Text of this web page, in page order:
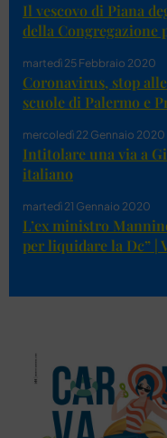
Il vescovo di Piana
della Congregazione
martedì 25 Febbraio 2020
Coronavirus, stop
scuole di Palermo e
mercoledì 22 Gennaio 2020
Intitolare una via a
italiano
martedì 21 Gennaio 2020
L’ex ministro
per liquidare la Dc” |